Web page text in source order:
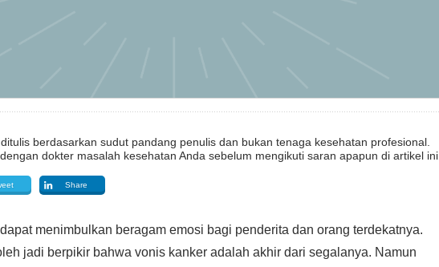
berdasarkan sudut pandang penulis dan bukan tenaga kesehatan profesional.
dokter masalah kesehatan Anda sebelum mengikuti saran apapun di artikel ini.
Share
menimbulkan beragam emosi bagi penderita dan orang terdekatnya.
jadi berpikir bahwa vonis kanker adalah akhir dari segalanya. Namun